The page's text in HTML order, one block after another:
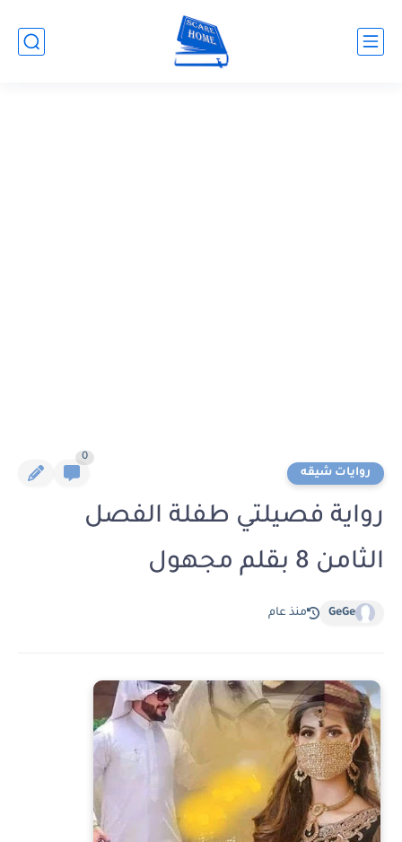
روايات شيقه
0
رواية فصيلتي طفلة الفصل
الثامن 8 بقلم مجهول
GeGe منذ عام